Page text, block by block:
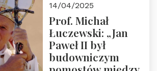
14/04/2025
Prof. Michał
Łuczewski: „Jan
Paweł II był
budowniczym